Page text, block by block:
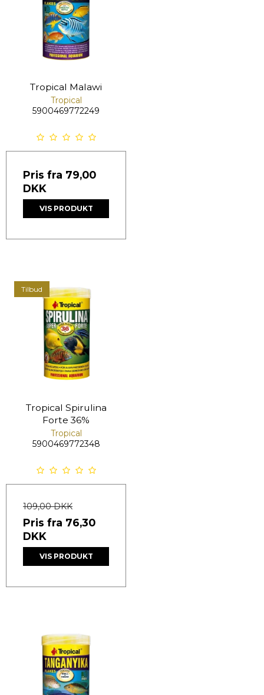
Tropical Malawi
Tropical
5900469772249
Pris fra 79,00
DKK
VIS PRODUKT
Tilbud
Tropical Spirulina
Forte 36%
Tropical
5900469772348
109,00 DKK
Pris fra 76,30
DKK
VIS PRODUKT